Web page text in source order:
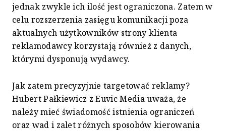
jednak zwykle ich ilość jest ograniczona. Zatem w
celu rozszerzenia zasięgu komunikacji poza
aktualnych użytkowników strony klienta
reklamodawcy korzystają również z danych,
którymi dysponują wydawcy.
Jak zatem precyzyjnie targetować reklamy?
Hubert Pałkiewicz z Euvic Media uważa, że
należy mieć świadomość istnienia ograniczeń
oraz wad i zalet różnych sposobów kierowania